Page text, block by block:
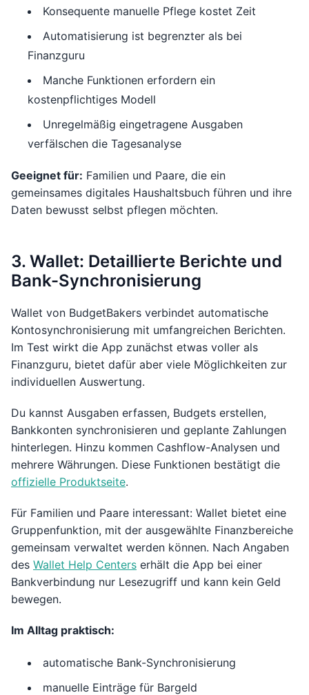
Konsequente manuelle Pflege kostet Zeit
Automatisierung ist begrenzter als bei
Finanzguru
Manche Funktionen erfordern ein
kostenpflichtiges Modell
Unregelmäßig eingetragene Ausgaben
verfälschen die Tagesanalyse
Geeignet für: Familien und Paare, die ein
gemeinsames digitales Haushaltsbuch führen und ihre
Daten bewusst selbst pflegen möchten.
3. Wallet: Detaillierte Berichte und
Bank-Synchronisierung
Wallet von BudgetBakers verbindet automatische
Kontosynchronisierung mit umfangreichen Berichten.
Im Test wirkt die App zunächst etwas voller als
Finanzguru, bietet dafür aber viele Möglichkeiten zur
individuellen Auswertung.
Du kannst Ausgaben erfassen, Budgets erstellen,
Bankkonten synchronisieren und geplante Zahlungen
hinterlegen. Hinzu kommen Cashflow-Analysen und
mehrere Währungen. Diese Funktionen bestätigt die
offizielle Produktseite.
Für Familien und Paare interessant: Wallet bietet eine
Gruppenfunktion, mit der ausgewählte Finanzbereiche
gemeinsam verwaltet werden können. Nach Angaben
des Wallet Help Centers erhält die App bei einer
Bankverbindung nur Lesezugriff und kann kein Geld
bewegen.
Im Alltag praktisch:
automatische Bank-Synchronisierung
manuelle Einträge für Bargeld